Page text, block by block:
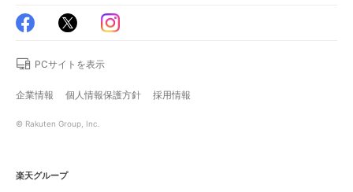
PCサイトを表示
企業情報 個人情報保護方針 採用情報
© Rakuten Group, Inc.
楽天グループ